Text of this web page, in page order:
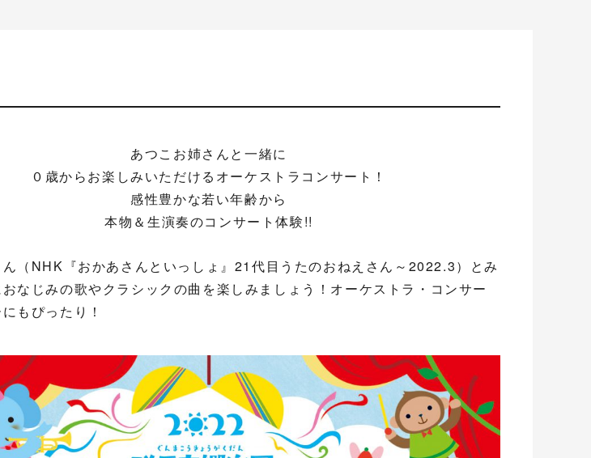
あつこお姉さんと一緒に
０歳からお楽しみいただけるオーケストラコンサート！
感性豊かな若い年齢から
本物＆生演奏のコンサート体験!!
（NHK『おかあさんといっしょ』21代目うたのおねえさん～2022.3）とみ
なじみの歌やクラシックの曲を楽しみましょう！オーケストラ・コンサー
もぴったり！